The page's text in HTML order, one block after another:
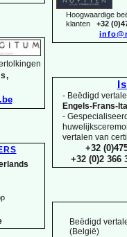
Hoogwaardige
klanten +32
- Beëdigd
Engels-Frans-
-
vertalen van
+32
+32 (0)2 366
Beëdigd
(België)